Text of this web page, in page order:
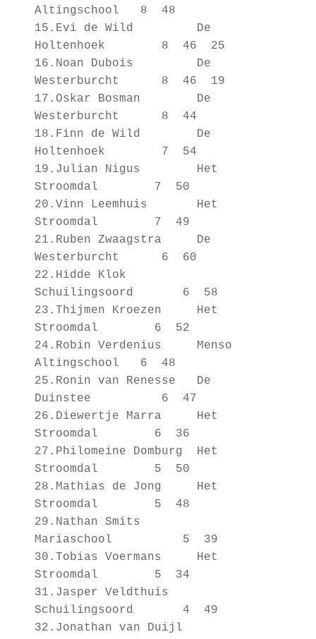
Altingschool 8 48
15.Evi de Wild De
Holtenhoek 8 46 25
16.Noan Dubois De
Westerburcht 8 46 19
17.Oskar Bosman De
Westerburcht 8 44
18.Finn de Wild De
Holtenhoek 7 54
19.Julian Nigus Het
Stroomdal 7 50
20.Vinn Leemhuis Het
Stroomdal 7 49
21.Ruben Zwaagstra De
Westerburcht 6 60
22.Hidde Klok
Schuilingsoord 6 58
23.Thijmen Kroezen Het
Stroomdal 6 52
24.Robin Verdenius Menso
Altingschool 6 48
25.Ronin van Renesse De
Duinstee 6 47
26.Diewertje Marra Het
Stroomdal 6 36
27.Philomeine Domburg Het
Stroomdal 5 50
28.Mathias de Jong Het
Stroomdal 5 48
29.Nathan Smits
Mariaschool 5 39
30.Tobias Voermans Het
Stroomdal 5 34
31.Jasper Veldthuis
Schuilingsoord 4 49
32.Jonathan van Duijl